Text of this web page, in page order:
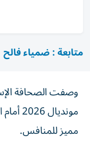
متابعة : ضمياء فالح
مميز للمنافس.